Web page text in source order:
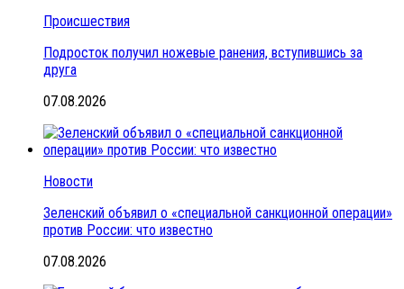
Происшествия
Подросток получил ножевые ранения, вступившись за
друга
07.08.2026
Новости
Зеленский объявил о «специальной санкционной операции»
против России: что известно
07.08.2026